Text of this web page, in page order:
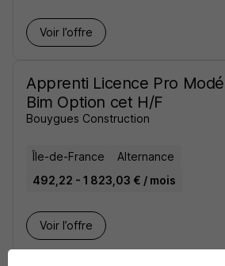
Voir l’offre
Apprenti Licence Pro
Bim Option cet H/F
Bouygues Construction
Île-de-France
Alternance
492,22 - 1 823,03 € / mois
Voir l’offre